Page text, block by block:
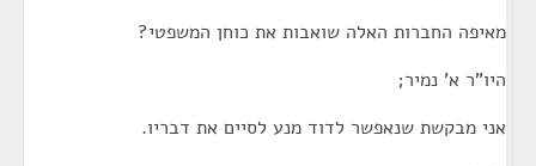
מאיפה החברות האלה שואבות את כוחן המשפטי?
היו"ר א' נמיר;
אני מבקשת שנאפשר לדוד מנע לסיים את דבריו.